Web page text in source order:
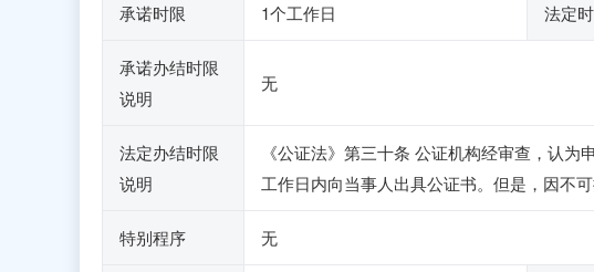
承诺时限 1个工作日 法定
承诺办结时限
说明
无
法定办结时限
说明
《公证法》第三十条 公证机构经审查，认
工作日内向当事人出具公证书。但是，因不
特别程序 无